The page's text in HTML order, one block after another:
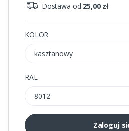
Dostawa od 25,00 zł
KOLOR
kasztanowy
RAL
8012
Zaloguj